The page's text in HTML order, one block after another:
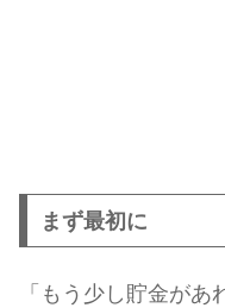
まず最初に
「もう少し貯金が